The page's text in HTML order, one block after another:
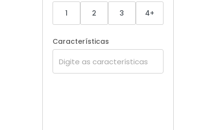
1
2 3 4+
Características